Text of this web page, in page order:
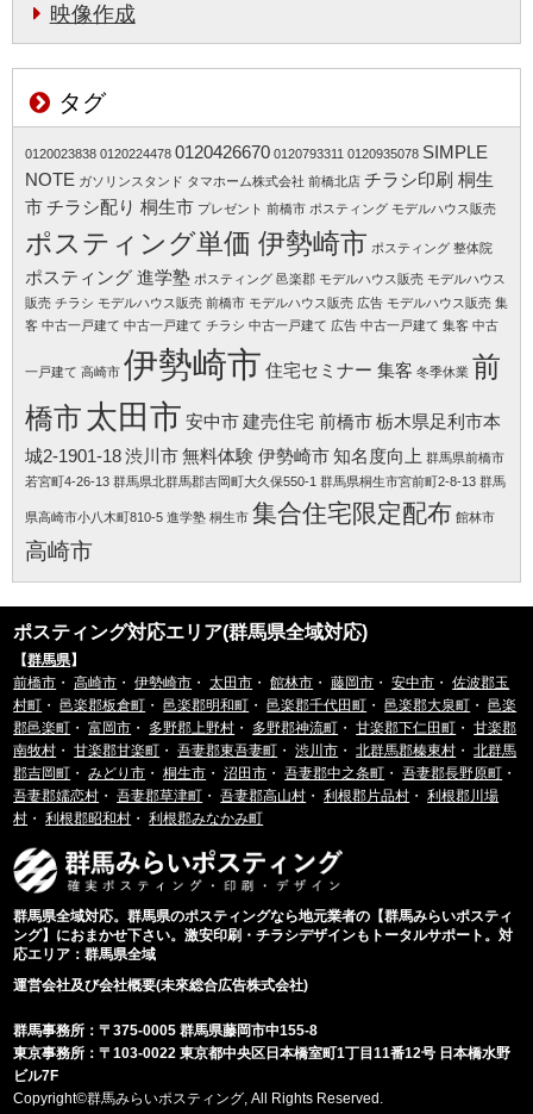
映像作成
タグ
0120023838 0120224478 0120426670 0120793311 0120935078 SIMPLE
NOTE ガソリンスタンド タマホーム株式会社 前橋北店 チラシ印刷 桐生
市チラシ配り 桐生市 プレゼント 前橋市 ポスティング モデルハウス販売
ポスティング単価 伊勢崎市 ポスティング 整体院
ポスティング 進学塾 ポスティング 邑楽郡 モデルハウス販売 モデルハウス
販売 チラシ モデルハウス販売 前橋市 モデルハウス販売 広告 モデルハウス販売 集
客 中古一戸建て 中古一戸建て チラシ 中古一戸建て 広告 中古一戸建て 集客 中古
一戸建て 高崎市 伊勢崎市 住宅セミナー 集客 冬季休業 前
橋市太田市 安中市建売住宅 前橋市栃木県足利市本
城2-1901-18渋川市無料体験 伊勢崎市知名度向上 群馬県前橋市
若宮町4-26-13 群馬県北群馬郡吉岡町大久保550-1 群馬県桐生市宮前町2-8-13 群馬
県高崎市小八木町810-5 進学塾 桐生市 集合住宅限定配布 館林市
高崎市
ポスティング対応エリア(群馬県全域対応)
【群馬県】
前橋市 ・高崎市 ・伊勢崎市 ・太田市 ・館林市 ・藤岡市 ・安中市 ・佐波郡玉
村町 ・邑楽郡板倉町 ・邑楽郡明和町 ・邑楽郡千代田町 ・邑楽郡大泉町 ・邑楽
郡邑楽町 ・富岡市 ・ 多野郡上野村 ・ 多野郡神流町 ・甘楽郡下仁田町 ・甘楽郡
南牧村 ・甘楽郡甘楽町 ・吾妻郡東吾妻町 ・渋川市 ・北群馬郡榛東村 ・北群馬
郡吉岡町 ・みどり市 ・桐生市 ・沼田市 ・吾妻郡中之条町 ・吾妻郡長野原町 ・
吾妻郡嬬恋村 ・吾妻郡草津町 ・吾妻郡高山村 ・利根郡片品村 ・利根郡川場
村 ・利根郡昭和村 ・利根郡みなかみ町
群馬県全域対応。群馬県のポスティングなら地元業者の【群馬みらいポスティ
ング】におまかせ下さい。激安印刷・チラシデザインもトータルサポート。対
応エリア：群馬県全域
運営会社及び会社概要(未來総合広告株式会社)
群馬事務所：〒375-0005 群馬県藤岡市中155-8
東京事務所：〒103-0022 東京都中央区日本橋室町1丁目11番12号 日本橋水野
ビル7F
Copyright©群馬みらいポスティング, All Rights Reserved.